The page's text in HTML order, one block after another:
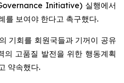
Initiative) 실행에서
를 보여야 한다고 촉구했다.
기회를 회원국들과 기꺼이 공유
의 고품질 발전을 위한 행동계획
약속했다.